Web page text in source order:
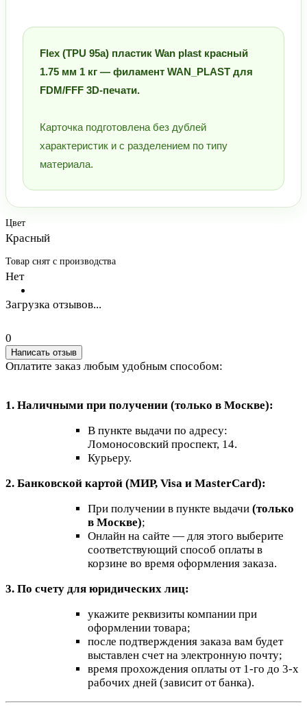
Flex (TPU 95a) пластик Wan plast красный
1.75 мм 1 кг — филамент WAN_PLAST для
FDM/FFF 3D-печати.
Карточка подготовлена без дублей
характеристик и с разделением по типу
материала.
Цвет
Красный
Товар снят с производства
Нет
Загрузка отзывов...
0
Написать отзыв
Оплатите заказ любым удобным способом:
1. Наличными при получении (только в Москве):
В пункте выдачи по адресу:
Ломоносовский проспект, 14.
Курьеру.
2. Банковской картой (МИР, Visa и MasterCard):
При получении в пункте выдачи (только
в Москве);
Онлайн на сайте — для этого выберите
соответствующий способ оплаты в
корзине во время оформления заказа.
3. По счету для юридических лиц:
укажите реквизиты компании при
оформлении товара;
после подтверждения заказа вам будет
выставлен счет на электронную почту;
время прохождения оплаты от 1-го до 3-х
рабочих дней (зависит от банка).